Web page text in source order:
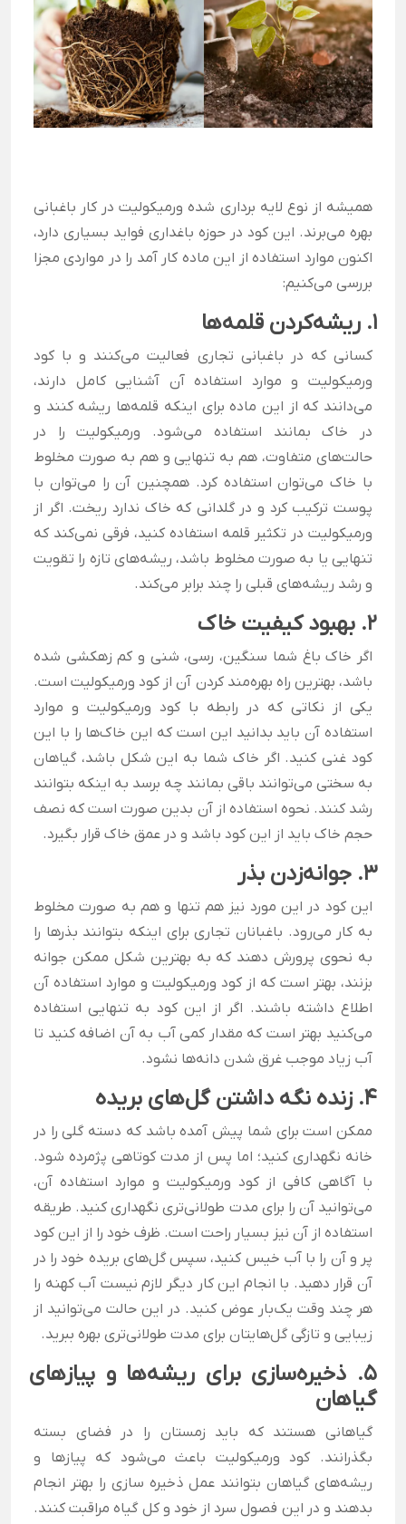
همیشه از نوع لایه برداری شده ورمیکولیت در کار باغبانی
بهره می‌برند. این کود در حوزه باغداری فواید بسیاری دارد،
اکنون موارد استفاده از این ماده کار آمد را در مواردی مجزا
بررسی می‌کنیم:
1. ریشه‌کردن قلمه‌ها
کسانی که در باغبانی تجاری فعالیت می‌کنند و با کود
ورمیکولیت و موارد استفاده آن آشنایی کامل دارند،
می‌دانند که از این ماده برای اینکه قلمه‌ها ریشه کنند و
در خاک بمانند استفاده می‌شود. ورمیکولیت را در
حالت‌های متفاوت، هم به تنهایی و هم به صورت مخلوط
با خاک می‌توان استفاده کرد. همچنین آن را می‌توان با
پوست ترکیب کرد و در گلدانی که خاک ندارد ریخت. اگر از
ورمیکولیت در تکثیر قلمه استفاده کنید، فرقی نمی‌کند که
تنهایی یا به صورت مخلوط باشد، ریشه‌های تازه را تقویت
و رشد ریشه‌های قبلی را چند برابر می‌کند.
2. بهبود کیفیت خاک
اگر خاک باغ شما سنگین، رسی، شنی و کم زهکشی شده
باشد، بهترین راه بهره‌مند کردن آن از کود ورمیکولیت است.
یکی از نکاتی که در رابطه با کود ورمیکولیت و موارد
استفاده آن باید بدانید این است که این خاک‌ها را با این
کود غنی کنید. اگر خاک شما به این شکل باشد، گیاهان
به سختی می‌توانند باقی بمانند چه برسد به اینکه بتوانند
رشد کنند. نحوه استفاده از آن بدین صورت است که نصف
حجم خاک باید از این کود باشد و در عمق خاک قرار بگیرد.
3. جوانه‌زدن بذر
این کود در این مورد نیز هم تنها و هم به صورت مخلوط
به کار می‌رود. باغبانان تجاری برای اینکه بتوانند بذر‌ها را
به نحوی پرورش دهند که به بهترین شکل ممکن جوانه
بزنند، بهتر است که از کود ورمیکولیت و موارد استفاده آن
اطلاع داشته باشند. اگر از این کود به تنهایی استفاده
می‌کنید بهتر است که مقدار کمی آب به آن اضافه کنید تا
آب زیاد موجب غرق شدن دانه‌ها نشود.
4. زنده نگه داشتن گل‌های بریده
ممکن است برای شما پیش آمده باشد که دسته گلی را در
خانه نگهداری کنید؛ اما پس از مدت کوتاهی پژمرده شود.
با آگاهی کافی از کود ورمیکولیت و موارد استفاده آن،
می‌توانید آن را برای مدت طولانی‌تری نگهداری کنید. طریقه
استفاده از آن نیز بسیار راحت است. ظرف خود را از این کود
پر و آن را با آب خیس کنید، سپس گل‌های بریده خود را در
آن قرار دهید. با انجام این کار دیگر لازم نیست آب کهنه را
هر چند وقت یک‌بار عوض کنید. در این حالت می‌توانید از
زیبایی و تازگی گل‌هایتان برای مدت طولانی‌تری بهره ببرید.
5. ذخیره‌سازی برای ریشه‌ها و پیازهای
گیاهان
گیاهانی هستند که باید زمستان را در فضای بسته
بگذرانند. کود ورمیکولیت باعث می‌شود که پیازها و
ریشه‌های گیاهان بتوانند عمل ذخیره سازی را بهتر انجام
بدهند و در این فصول سرد از خود و کل گیاه مراقبت کنند.